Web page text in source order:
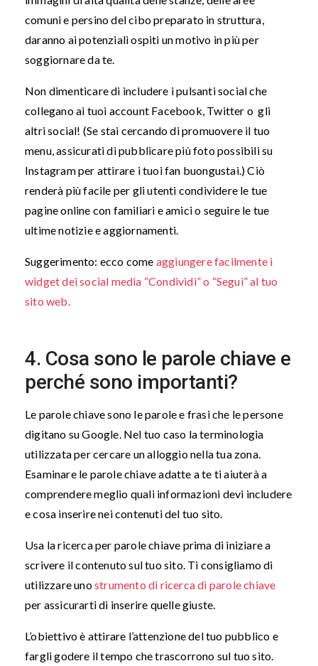
comuni e persino del cibo preparato in struttura,
daranno ai potenziali ospiti un motivo in più per
soggiornare da te.
Non dimenticare di includere i pulsanti social che
collegano ai tuoi account Facebook, Twitter o gli
altri social! (Se stai cercando di promuovere il tuo
menu, assicurati di pubblicare più foto possibili su
Instagram per attirare i tuoi fan buongustai.) Ciò
renderà più facile per gli utenti condividere le tue
pagine online con familiari e amici o seguire le tue
ultime notizie e aggiornamenti.
Suggerimento: ecco come aggiungere facilmente i
widget dei social media “Condividi” o “Segui” al tuo
sito web.
4. Cosa sono le parole chiave e
perché sono importanti?
Le parole chiave sono le parole e frasi che le persone
digitano su Google. Nel tuo caso la terminologia
utilizzata per cercare un alloggio nella tua zona.
Esaminare le parole chiave adatte a te ti aiuterà a
comprendere meglio quali informazioni devi includere
e cosa inserire nei contenuti del tuo sito.
Usa la ricerca per parole chiave prima di iniziare a
scrivere il contenuto sul tuo sito. Ti consigliamo di
utilizzare unostrumento di ricerca di parole chiave
per assicurarti di inserire quelle giuste.
L’obiettivo è attirare l’attenzione del tuo pubblico e
fargli godere il tempo che trascorrono sul tuo sito.